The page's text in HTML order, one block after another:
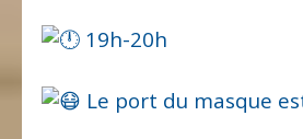
19h-20h
Le port du masque